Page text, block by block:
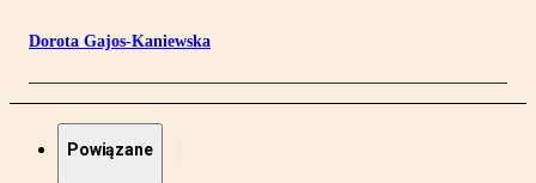
Dorota Gajos-Kaniewska
Powiązane